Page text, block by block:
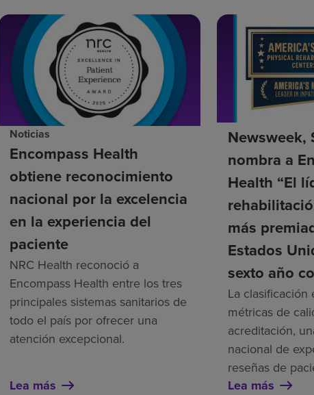
Noticias
Encompass Health
obtiene reconocimiento
nacional por la excelencia
en la experiencia del
paciente
NRC Health reconoció a
Encompass Health entre los tres
principales sistemas sanitarios de
todo el país por ofrecer una
atención excepcional.
Lea más
Newsweek,
nombra a
Health “El
más
Estados
sexto año
La clasificación
métricas de
acreditación,
nacional de
reseñas de
Lea más